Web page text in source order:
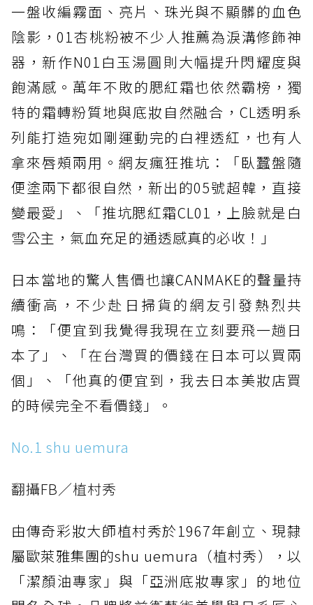
一盤收編霧面、亮片、珠光與不顯髒的血色
陰影，01杏桃粉被不少人推薦為淚溝修飾神
器，新作N01白玉湯圓則大幅提升閃耀度與
飽滿感。萬年不敗的腮紅霜也依然霸榜，獨
特的霜轉粉質地與底妝自然融合，CL透明系
列能打造宛如剛運動完的白裡透紅，也有人
拿來唇頰兩用。網友瘋狂推坑：「臥蠶盤隨
便塗兩下都很自然，新出的05號超韓，直接
變最愛」、「推坑腮紅霜CL01，上臉就是白
雪公主，氣血充足的通透感真的必收！」
日本當地的驚人售價也讓CANMAKE的聲量持
續衝高，不少赴日掃貨的網友引發熱烈共
鳴：「便宜到我覺得我現在立刻要飛一趟日
本了」、「在台灣買的價錢在日本可以買兩
個」、「他真的便宜到，我去日本美妝店買
的時候完全不看價錢」。
No.1 shu uemura
翻攝FB／植村秀
由傳奇彩妝大師植村秀於1967年創立、現隸
屬歐萊雅集團的shu uemura（植村秀），以
「潔顏油專家」與「亞洲底妝專家」的地位